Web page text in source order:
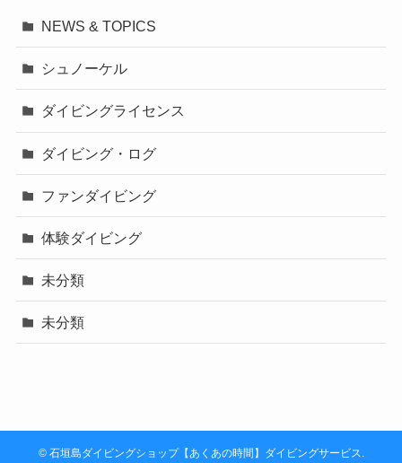
NEWS & TOPICS
シュノーケル
ダイビングライセンス
ダイビング・ログ
ファンダイビング
体験ダイビング
未分類
未分類
©石垣島ダイビングショップ【あくあの時間】ダイビングサービス.